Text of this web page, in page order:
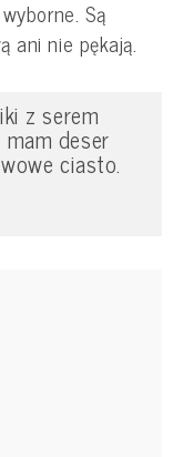
Są
ani nie pękają.
z serem
deser
ciasto.